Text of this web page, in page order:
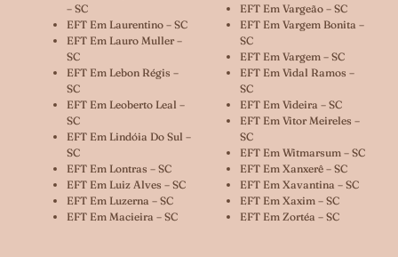
– SC
EFT Em Laurentino – SC
EFT Em Lauro Muller –
SC
EFT Em Lebon Régis –
SC
EFT Em Leoberto Leal –
SC
EFT Em Lindóia Do Sul –
SC
EFT Em Lontras – SC
EFT Em Luiz Alves – SC
EFT Em Luzerna – SC
EFT Em Macieira – SC
EFT Em Vargeão – SC
EFT Em Vargem Bonita –
SC
EFT Em Vargem – SC
EFT Em Vidal Ramos –
SC
EFT Em Videira – SC
EFT Em Vitor Meireles –
SC
EFT Em Witmarsum – SC
EFT Em Xanxerê – SC
EFT Em Xavantina – SC
EFT Em Xaxim – SC
EFT Em Zortéa – SC